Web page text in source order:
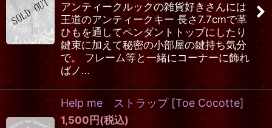
アンティークルックの雑貨好きさんには
王道のアンティークキー 長さ7.7cmで革
ひもを通してペンダントトップにしたり
鍵束に加えて秘密の小部屋の鍵持ち気分
で。 フレーム等と一緒にコーナーに飾れ
ばノ…
Help me ストラップ [Toe Cocotte]
1,500 円 (税込)